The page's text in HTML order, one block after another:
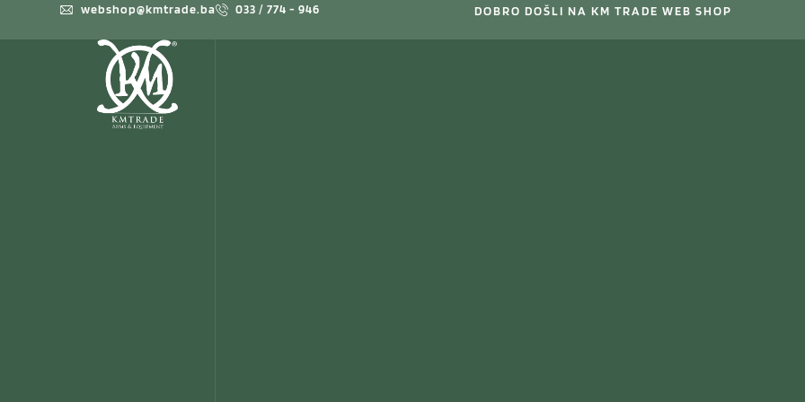
webshop@kmtrade.ba 033 / 774 - 946 DOBRO DOŠLI NA KM TRADE WEB SHOP